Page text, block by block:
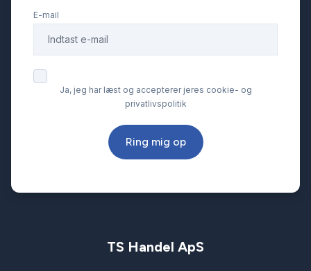
E-mail
Ja, jeg har læst og accepterer jeres cookie- og
privatlivspolitik
Ring mig op
TS Handel ApS